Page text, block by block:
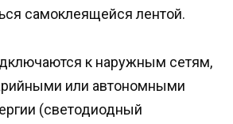
самоклеящейся лентой.
к наружным сетям,
или автономными
(светодиодный